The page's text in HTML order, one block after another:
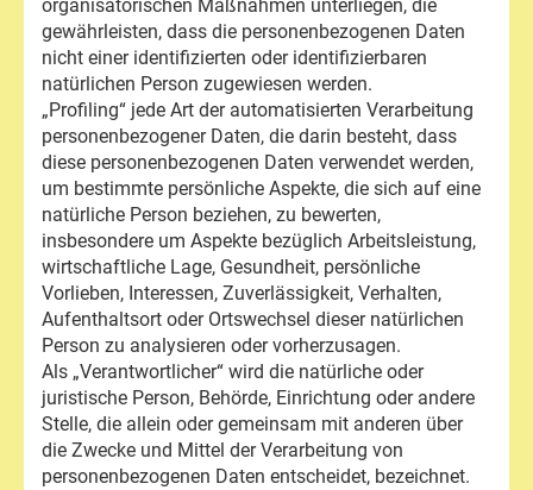
organisatorischen Maßnahmen unterliegen, die
gewährleisten, dass die personenbezogenen Daten
nicht einer identifizierten oder identifizierbaren
natürlichen Person zugewiesen werden.
„Profiling“ jede Art der automatisierten Verarbeitung
personenbezogener Daten, die darin besteht, dass
diese personenbezogenen Daten verwendet werden,
um bestimmte persönliche Aspekte, die sich auf eine
natürliche Person beziehen, zu bewerten,
insbesondere um Aspekte bezüglich Arbeitsleistung,
wirtschaftliche Lage, Gesundheit, persönliche
Vorlieben, Interessen, Zuverlässigkeit, Verhalten,
Aufenthaltsort oder Ortswechsel dieser natürlichen
Person zu analysieren oder vorherzusagen.
Als „Verantwortlicher“ wird die natürliche oder
juristische Person, Behörde, Einrichtung oder andere
Stelle, die allein oder gemeinsam mit anderen über
die Zwecke und Mittel der Verarbeitung von
personenbezogenen Daten entscheidet, bezeichnet.